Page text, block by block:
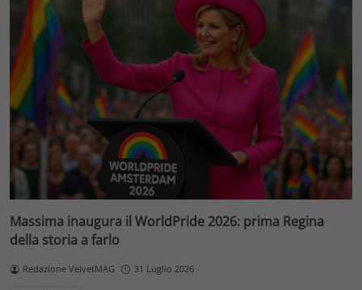
Massima inaugura il WorldPride 2026: prima Regina
della storia a farlo
Redazione VelvetMAG 31 Luglio 2026